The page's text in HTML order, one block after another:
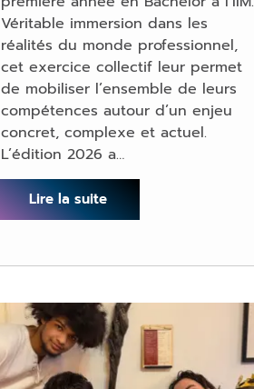
Véritable immersion dans les
réalités du monde professionnel,
cet exercice collectif leur permet
de mobiliser l’ensemble de leurs
compétences autour d’un enjeu
concret, complexe et actuel.
L’édition 2026 a…
Lire la suite